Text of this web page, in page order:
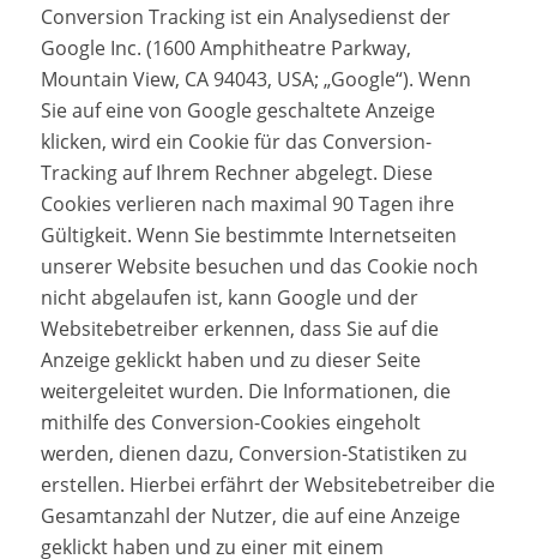
Conversion Tracking ist ein Analysedienst der
Google Inc. (1600 Amphitheatre Parkway,
Mountain View, CA 94043, USA; „Google“). Wenn
Sie auf eine von Google geschaltete Anzeige
klicken, wird ein Cookie für das Conversion-
Tracking auf Ihrem Rechner abgelegt. Diese
Cookies verlieren nach maximal 90 Tagen ihre
Gültigkeit. Wenn Sie bestimmte Internetseiten
unserer Website besuchen und das Cookie noch
nicht abgelaufen ist, kann Google und der
Websitebetreiber erkennen, dass Sie auf die
Anzeige geklickt haben und zu dieser Seite
weitergeleitet wurden. Die Informationen, die
mithilfe des Conversion-Cookies eingeholt
werden, dienen dazu, Conversion-Statistiken zu
erstellen. Hierbei erfährt der Websitebetreiber die
Gesamtanzahl der Nutzer, die auf eine Anzeige
geklickt haben und zu einer mit einem